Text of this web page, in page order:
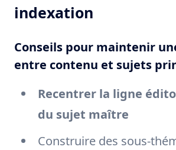
indexation
Conseils pour maintenir
entre contenu et sujets
Recentrer la ligne
du sujet maître
Construire des sous-